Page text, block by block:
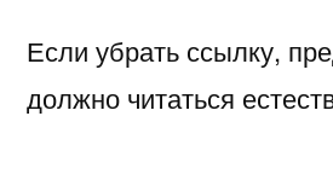
Если убрать ссылку,
должно читаться